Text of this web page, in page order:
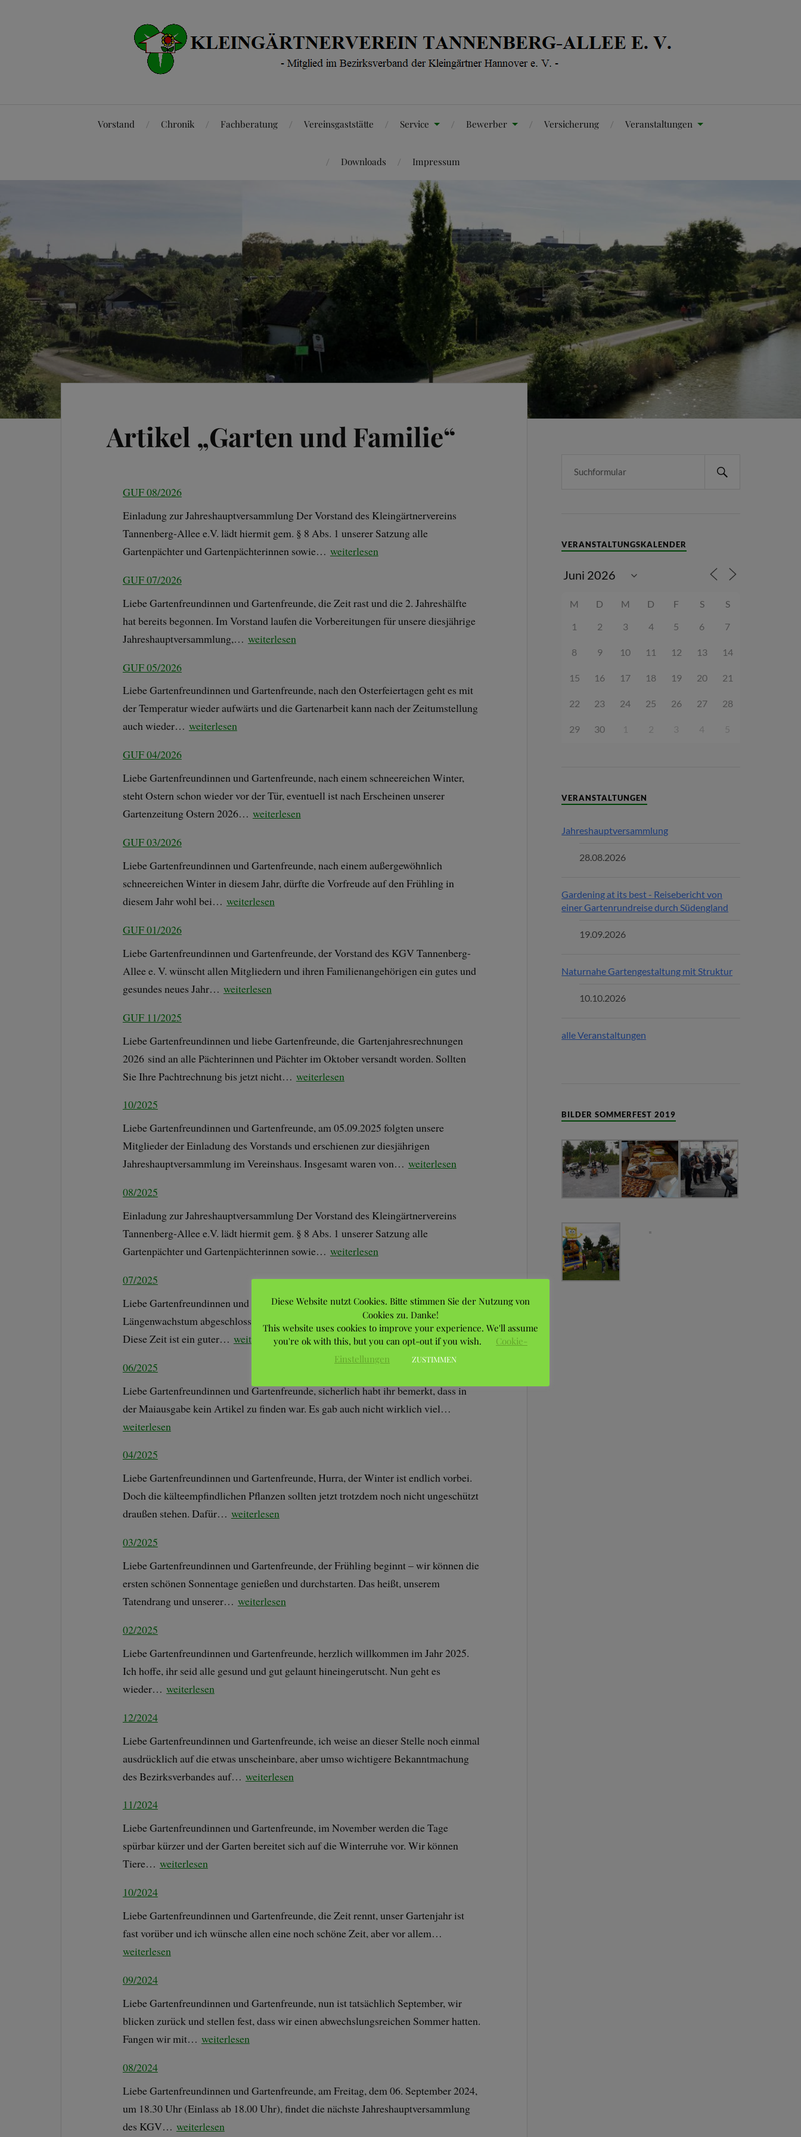
Vorstand Chronik Fachberatung Vereinsgaststätte Service Bewerber Versicherung Veranstaltungen
Downloads Impressum
Artikel „Garten und Familie“
GUF 08/2026
Einladung zur Jahreshauptversammlung Der Vorstand des Kleingärtnervereins
Tannenberg-Allee e.V. lädt hiermit gem. § 8 Abs. 1 unserer Satzung alle
Gartenpächter und Gartenpächterinnen sowie… weiterlesen
GUF 07/2026
Liebe Gartenfreundinnen und Gartenfreunde, die Zeit rast und die 2. Jahreshälfte
hat bereits begonnen. Im Vorstand laufen die Vorbereitungen für unsere diesjährige
Jahreshauptversammlung,… weiterlesen
GUF 05/2026
Liebe Gartenfreundinnen und Gartenfreunde, nach den Osterfeiertagen geht es mit
der Temperatur wieder aufwärts und die Gartenarbeit kann nach der Zeitumstellung
auch wieder… weiterlesen
GUF 04/2026
Liebe Gartenfreundinnen und Gartenfreunde, nach einem schneereichen Winter,
steht Ostern schon wieder vor der Tür, eventuell ist nach Erscheinen unserer
Gartenzeitung Ostern 2026… weiterlesen
GUF 03/2026
Liebe Gartenfreundinnen und Gartenfreunde, nach einem außergewöhnlich
schneereichen Winter in diesem Jahr, dürfte die Vorfreude auf den Frühling in
diesem Jahr wohl bei… weiterlesen
GUF 01/2026
Liebe Gartenfreundinnen und Gartenfreunde, der Vorstand des KGV Tannenberg-
Allee e. V. wünscht allen Mitgliedern und ihren Familienangehörigen ein gutes und
gesundes neues Jahr… weiterlesen
GUF 11/2025
Liebe Gartenfreundinnen und liebe Gartenfreunde, die Gartenjahresrechnungen
2026 sind an alle Pächterinnen und Pächter im Oktober versandt worden. Sollten
Sie Ihre Pachtrechnung bis jetzt nicht… weiterlesen
10/2025
Liebe Gartenfreundinnen und Gartenfreunde, am 05.09.2025 folgten unsere
Mitglieder der Einladung des Vorstands und erschienen zur diesjährigen
Jahreshauptversammlung im Vereinshaus. Insgesamt waren von… weiterlesen
08/2025
Einladung zur Jahreshauptversammlung Der Vorstand des Kleingärtnervereins
Tannenberg-Allee e.V. lädt hiermit gem. § 8 Abs. 1 unserer Satzung alle
Gartenpächter und Gartenpächterinnen sowie… weiterlesen
07/2025
Liebe Gartenfreundinnen und Gartenfreunde, ihm Juli haben Gehölze ihr
Längenwachstum abgeschlossen und treiben aus den neuen Seitenknospen aus.
Diese Zeit ist ein guter… weiterlesen
06/2025
Liebe Gartenfreundinnen und Gartenfreunde, sicherlich habt ihr bemerkt, dass in
der Maiausgabe kein Artikel zu finden war. Es gab auch nicht wirklich viel…
weiterlesen
04/2025
Liebe Gartenfreundinnen und Gartenfreunde, Hurra, der Winter ist endlich vorbei.
Doch die kälteempfindlichen Pflanzen sollten jetzt trotzdem noch nicht ungeschützt
draußen stehen. Dafür… weiterlesen
03/2025
Liebe Gartenfreundinnen und Gartenfreunde, der Frühling beginnt – wir können die
ersten schönen Sonnentage genießen und durchstarten. Das heißt, unserem
Tatendrang und unserer… weiterlesen
02/2025
Liebe Gartenfreundinnen und Gartenfreunde, herzlich willkommen im Jahr 2025.
Ich hoffe, ihr seid alle gesund und gut gelaunt hineingerutscht. Nun geht es
wieder… weiterlesen
12/2024
Liebe Gartenfreundinnen und Gartenfreunde, ich weise an dieser Stelle noch einmal
ausdrücklich auf die etwas unscheinbare, aber umso wichtigere Bekanntmachung
des Bezirksverbandes auf… weiterlesen
11/2024
Liebe Gartenfreundinnen und Gartenfreunde, im November werden die Tage
spürbar kürzer und der Garten bereitet sich auf die Winterruhe vor. Wir können
Tiere… weiterlesen
10/2024
Liebe Gartenfreundinnen und Gartenfreunde, die Zeit rennt, unser Gartenjahr ist
fast vorüber und ich wünsche allen eine noch schöne Zeit, aber vor allem…
weiterlesen
09/2024
Liebe Gartenfreundinnen und Gartenfreunde, nun ist tatsächlich September, wir
blicken zurück und stellen fest, dass wir einen abwechslungsreichen Sommer hatten.
Fangen wir mit… weiterlesen
08/2024
Liebe Gartenfreundinnen und Gartenfreunde, am Freitag, dem 06. September 2024,
um 18.30 Uhr (Einlass ab 18.00 Uhr), findet die nächste Jahreshauptversammlung
des KGV… weiterlesen
VERANSTALTUNGSKALENDER
M D M D F S S
1 2 3 4 5 6 7
8 9 10 11 12 13 14
15 16 17 18 19 20 21
22 23 24 25 26 27 28
29 30 1 2 3 4 5
VERANSTALTUNGEN
Jahreshauptversammlung
28.08.2026
Gardening at its best - Reisebericht von
einer Gartenrundreise durch Südengland
19.09.2026
Naturnahe Gartengestaltung mit Struktur
10.10.2026
alle Veranstaltungen
BILDER SOMMERFEST 2019
Diese Website nutzt Cookies. Bitte stimmen Sie der Nutzung von
Cookies zu. Danke!
This website uses cookies to improve your experience. We'll assume
you're ok with this, but you can opt-out if you wish.
Cookie-
Einstellungen
ZUSTIMMEN